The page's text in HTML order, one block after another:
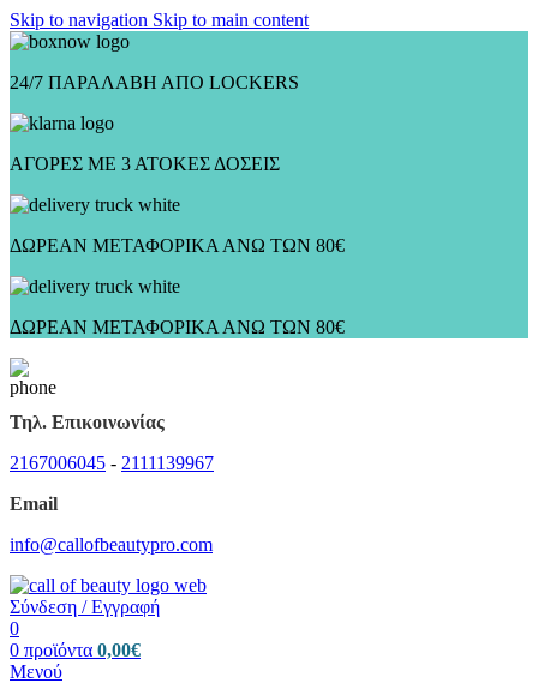
Skip to navigation Skip to main content
24/7 ΠΑΡΑΛΑΒΗ ΑΠΟ LOCKERS
ΑΓΟΡΕΣ ΜΕ 3 ΑΤΟΚΕΣ ΔΟΣΕΙΣ
ΔΩΡΕΑΝ ΜΕΤΑΦΟΡΙΚΑ ΑΝΩ ΤΩΝ 80€
ΔΩΡΕΑΝ ΜΕΤΑΦΟΡΙΚΑ ΑΝΩ ΤΩΝ 80€
Τηλ. Επικοινωνίας
2167006045 - 2111139967
Email
info@callofbeautypro.com
Σύνδεση / Εγγραφή
0
0 προϊόντα 0,00€
Μενού